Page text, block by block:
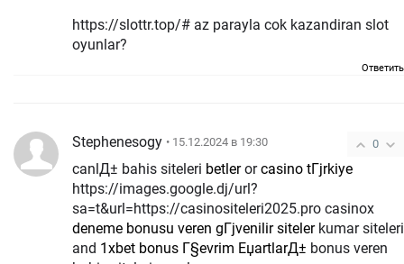
https://slottr.top/# az parayla cok kazandiran slot
oyunlar?
Ответить
0
Stephenesogy • 15.12.2024 в 19:30
canlД± bahis siteleri betlerorcasino tГјrkiye
https://images.google.dj/url?
sa=t&url=https://casinositeleri2025.pro casinox
deneme bonusu veren gГјvenilir sitelerkumar siteleri
and 1xbet bonus Г§evrim ЕџartlarД± bonus veren